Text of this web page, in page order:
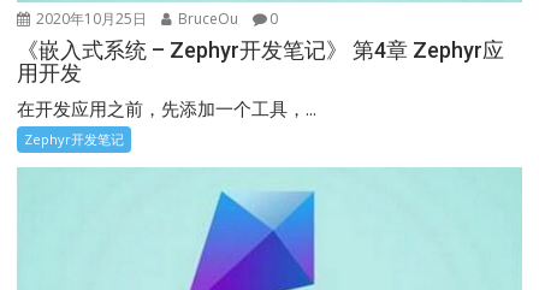
2020年10月25日 BruceOu 0
《嵌入式系统 – Zephyr开发笔记》 第4章 Zephyr应
用开发
在开发应用之前，先添加一个工具，...
Zephyr开发笔记